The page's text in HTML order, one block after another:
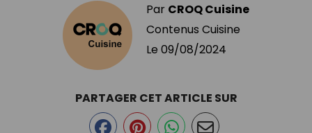
Par CROQ Cuisine
Contenus Cuisine
Le 09/08/2024
PARTAGER CET ARTICLE SUR